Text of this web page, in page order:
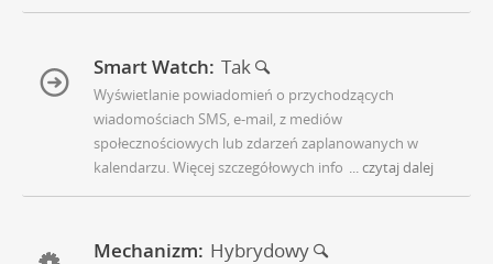
Smart Watch: Tak
Wyświetlanie powiadomień o przychodzących
wiadomościach SMS, e-mail, z mediów
społecznościowych lub zdarzeń zaplanowanych w
kalendarzu. Więcej szczegółowych info ... czytaj dalej
Mechanizm: Hybrydowy